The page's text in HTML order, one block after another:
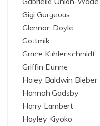
Gigi Gorgeous
Glennon Doyle
Gottmik
Grace Kuhlenschmidt
Griffin Dunne
Haley Baldwin Bieber
Hannah Gadsby
Harry Lambert
Hayley Kiyoko